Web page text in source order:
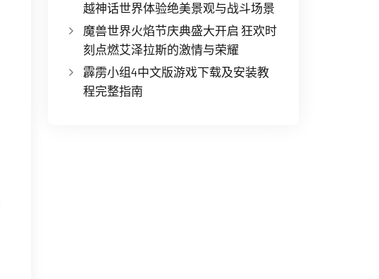
越神话世界体验绝美景观与战斗场景
魔兽世界火焰节庆典盛大开启 狂欢时
刻点燃艾泽拉斯的激情与荣耀
霹雳小组4中文版游戏下载及安装教
程完整指南